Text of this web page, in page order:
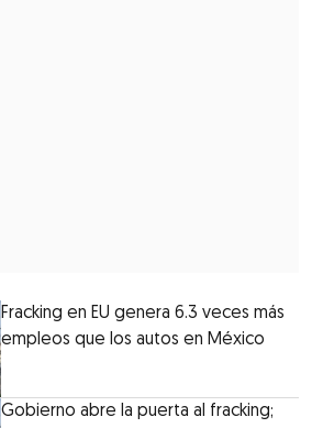
Fracking en EU genera 6.3 veces más
empleos que los autos en México
Gobierno abre la puerta al fracking;